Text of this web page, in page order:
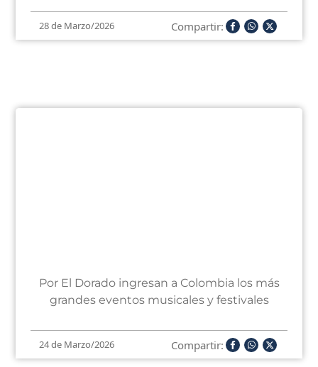
28 de Marzo/2026 Compartir:
Por El Dorado ingresan a Colombia los más
grandes eventos musicales y festivales
24 de Marzo/2026 Compartir: